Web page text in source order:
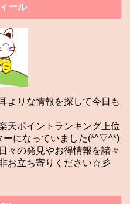
ール
よりな情報を探して今日も
天ポイントランキング上位
ーになっていました(*^▽^*)
々の発見やお得情報を諸々
お立ち寄りください☆彡